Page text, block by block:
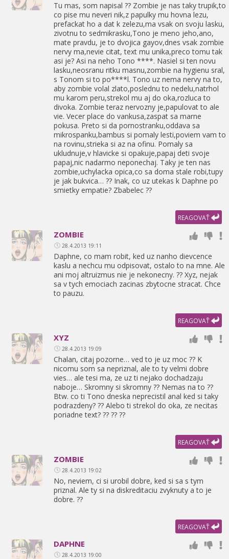
Tu mas, som napisal ?? Zombie je nas taky trupik,to
co pise mu neveri nik,z papulky mu hovna lezu,
prefackat ho a dat k zelezu,ma vsak on svoju lasku,
zivotnu to sedmikrasku,Tono je meno jeho,ano,
mate pravdu, je to dvojica gayov,dnes vsak zombie
nervy ma,nevie citat, text mu unika,preco tomu tak
asi je? Asi na neho Tono ****. Nasiel si ten novu
lasku,neosranu ritku masnu,zombie na hygienu sral,
s Tonom si to po****l. Tono uz nema nervy na to,
aby zombie volal zlato,poslednu to nedelu,natrhol
mu karom peru,strekol mu aj do oka,rozluca to
divoka. Zombie teraz nervozny je,papulovat to ale
vie. Vecer place do vankusa,zaspat sa marne
pokusa. Preto si da pornostranku,oddava sa
mikrospanku,bambus si pomaly lesti,poviem vam to
na rovinu,strieka si az na ofinu. Pomaly sa
ukludnuje,v hlavicke si opakuje,papaj deti svoje
papaj,nic nadarmo neponechaj. Taky je ten nas
zombie,uchylacka opica,co sa doma stale robi,tupy
je jak bukvica… ?? Inak, co uz utekas k Daphne po
smietky empatie? Zbabelec ??
REAGOVAŤ
ZOMBIE
28.4.2013 19:11
Daphne, co mam robit, ked uz nanho dievcence
kaslu a nechcu mu odpisovat, ostalo to na mne. Ale
ani moj altruizmus nie je nekonecny. ?? Xyz, nejak
sa v tych emociach zacinas zbytocne stracat. Chce
to pauzu.
REAGOVAŤ
XYZ
28.4.2013 19:09
Chalan, citaj pozorne… ved to je uz moc ?? K
nicomu som sa nepriznal, ale to ty velmi dobre
vies… ale tesi ma, ze uz ti nejako dochadzaju
naboje… Skromny si skromny ?? Nemas na to ??
Btw. co ti Tono dneska neprecistil anal ked si taky
podrazdeny? ?? Alebo ti strekol do oka, ze necitas
poriadne text? ?? ?? ??
REAGOVAŤ
ZOMBIE
28.4.2013 19:02
No, neviem, ci si urobil dobre, ked si sa s tym
priznal. Ale ty si na diskreditaciu zvyknuty a to je
dobre. ??
REAGOVAŤ
DAPHNE
28.4.2013 19:00